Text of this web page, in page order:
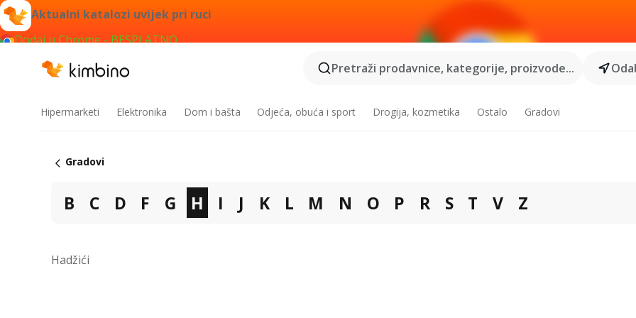
Aktualni katalozi uvijek pri ruci
Dodaj u Chrome - BESPLATNO
Pretraži prodavnice, kategorije, proizvode...
Hipermarketi Elektronika Dom i bašta Odjeća, obuća i sport Drogija, kozmetika Ostalo Gradovi
Gradovi
B C D F G H I J K L M N O P R S T V Z
Hadžići